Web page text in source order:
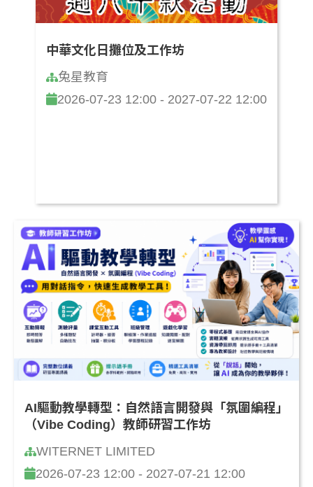
中華文化日攤位及工作坊
兔星教育
2026-07-23 12:00 - 2027-07-22 12:00
AI驅動教學轉型：自然語言開發與「氛圍編程」
（Vibe Coding）教師研習工作坊
WITERNET LIMITED
2026-07-23 12:00 - 2027-07-21 12:00